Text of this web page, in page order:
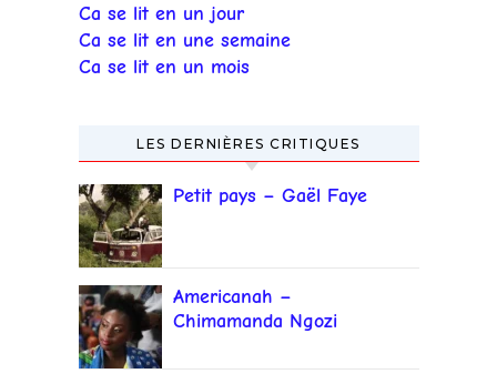
Ca se lit en un jour
Ca se lit en une semaine
Ca se lit en un mois
LES DERNIÈRES CRITIQUES
Petit pays – Gaël Faye
Americanah –
Chimamanda Ngozi